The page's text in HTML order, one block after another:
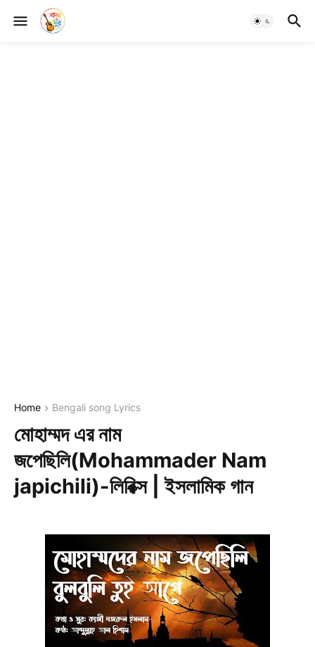
Home Bengali song Lyrics
মোহাম্মদ এর নাম
জপেছিলি(Mohammader Nam
japichili)-লিরিক্স | ইসলামিক গান